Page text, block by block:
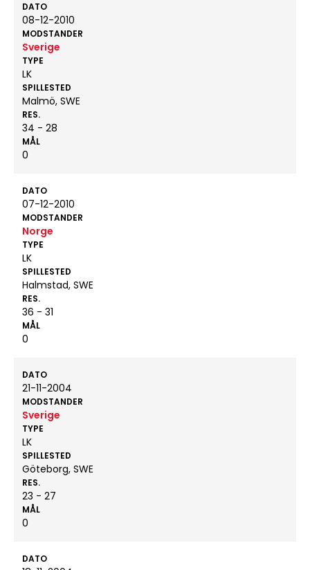
DATO
08-12-2010
MODSTANDER
Sverige
TYPE
LK
SPILLESTED
Malmö, SWE
RES.
34 - 28
MÅL
0
DATO
07-12-2010
MODSTANDER
Norge
TYPE
LK
SPILLESTED
Halmstad, SWE
RES.
36 - 31
MÅL
0
DATO
21-11-2004
MODSTANDER
Sverige
TYPE
LK
SPILLESTED
Göteborg, SWE
RES.
23 - 27
MÅL
0
DATO